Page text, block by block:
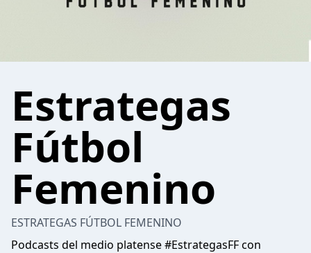
Estrategas
Fútbol
Femenino
ESTRATEGAS FÚTBOL FEMENINO
Podcasts del medio platense #EstrategasFF con